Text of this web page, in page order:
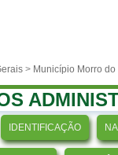
> Município Morro do
IDENTIFICAÇÃO